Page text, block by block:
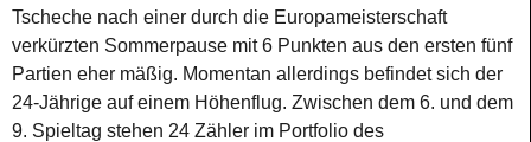
Tscheche nach einer durch die Europameisterschaft
verkürzten Sommerpause mit 6 Punkten aus den ersten fünf
Partien eher mäßig. Momentan allerdings befindet sich der
24-Jährige auf einem Höhenflug. Zwischen dem 6. und dem
9. Spieltag stehen 24 Zähler im Portfolio des